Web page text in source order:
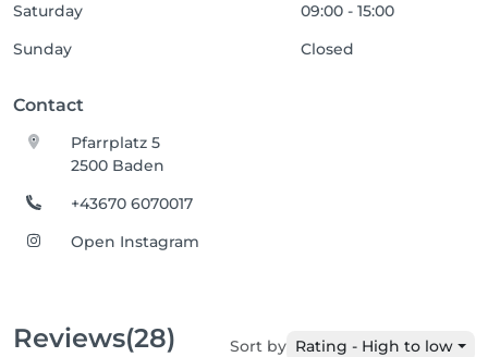
Saturday
09:00 - 15:00
Sunday
Closed
Contact
Pfarrplatz 5
2500 Baden
+43670 6070017
Open Instagram
Reviews(28) Sort by Rating - High to low